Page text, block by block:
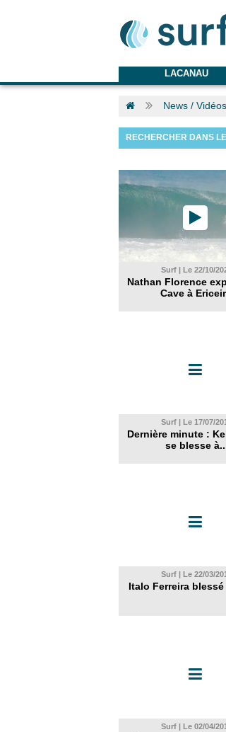
LACANAU
News / Vidéos
RECHERCHER DANS
Surf | Le 22/10/
Nathan Florence
Cave à
Surf | Le 17/07/
Dernière minute :
se blesse
Surf | Le 22/03/
Italo Ferreira blessé
Surf | Le 02/04/